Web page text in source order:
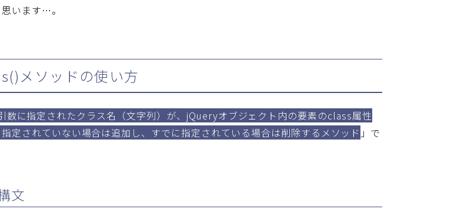
います…。
メソッドの使い方
数に指定されたクラス名（文字列）が、jQueryオブジェクト内の要素のclass属性
定されていない場合は追加し、すでに指定されている場合は削除するメソッド 」で
文